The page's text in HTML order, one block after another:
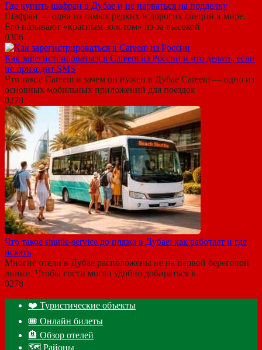
Где купить шафран в Дубае и не нарваться на подделку
Шафран — одна из самых редких и дорогих специй в мире.
Его называют «красным золотом» из-за высокой
0306
Как зарегистрироваться в Careem из России и что делать, если
не приходит SMS
Что такое Careem и зачем он нужен в Дубае Careem — одно из
основных мобильных приложений для поездок
0278
Что такое shuttle-service до пляжа в Дубае: как работает и где
искать
Многие отели в Дубае расположены не на первой береговой
линии. Чтобы гости могли удобно добираться к
0278
❤️ Туристические объекты
🎟️ Онлайн билеты
🏨 Обзор отелей
🗺 Районы